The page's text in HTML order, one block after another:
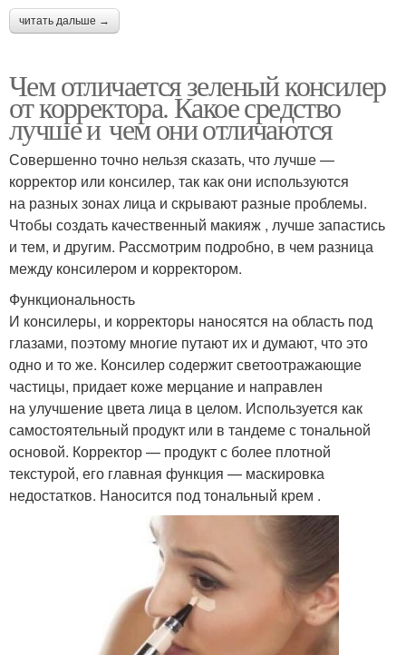
читать дальше →
Чем отличается зеленый консилер
от корректора. Какое средство
лучше и чем они отличаются
Совершенно точно нельзя сказать, что лучше —
корректор или консилер, так как они используются
на разных зонах лица и скрывают разные проблемы.
Чтобы создать качественный макияж , лучше запастись
и тем, и другим. Рассмотрим подробно, в чем разница
между консилером и корректором.
Функциональность
И консилеры, и корректоры наносятся на область под
глазами, поэтому многие путают их и думают, что это
одно и то же. Консилер содержит светоотражающие
частицы, придает коже мерцание и направлен
на улучшение цвета лица в целом. Используется как
самостоятельный продукт или в тандеме с тональной
основой. Корректор — продукт с более плотной
текстурой, его главная функция — маскировка
недостатков. Наносится под тональный крем .